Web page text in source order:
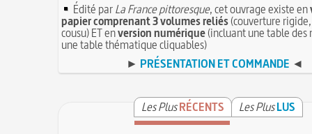
Édité parLa France pittoresque, cet ouvrage existe en
papier comprenant 3 volumes reliés(couverture
cousu) ET enversion numérique(incluant une table des
une table thématique cliquables)
► PRÉSENTATION ET COMMANDE ◄
Les PlusRÉCENTS Les PlusLUS